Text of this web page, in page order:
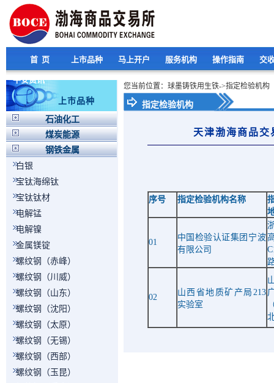
首 页 上市品种 马上开户 服务机构 操作指南 交
平安资讯
上市品种
石油化工
煤炭能源
钢铁金属
白银
宝钛海绵钛
宝钛钛材
电解锰
电解镍
金属镁锭
螺纹钢（赤峰）
螺纹钢（川威）
螺纹钢（山东）
螺纹钢（沈阳）
螺纹钢（太原）
螺纹钢（无锡）
螺纹钢（西部）
螺纹钢（玉昆）
您当前位置：球墨铸铁用生铁->指定检验机构
指定检验机构
天津渤海商品
序号 指定检验机构名称
01
中国检验认证集团宁波
有限公司
02
山西省地质矿产局 213
实验室